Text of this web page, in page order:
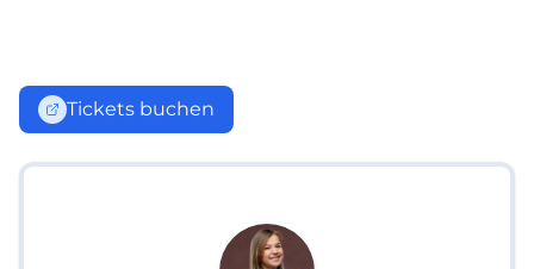
Tickets buchen